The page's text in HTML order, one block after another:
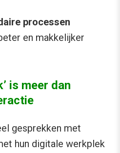
processen
en makkelijker
is meer dan
gesprekken met
hun digitale werkplek